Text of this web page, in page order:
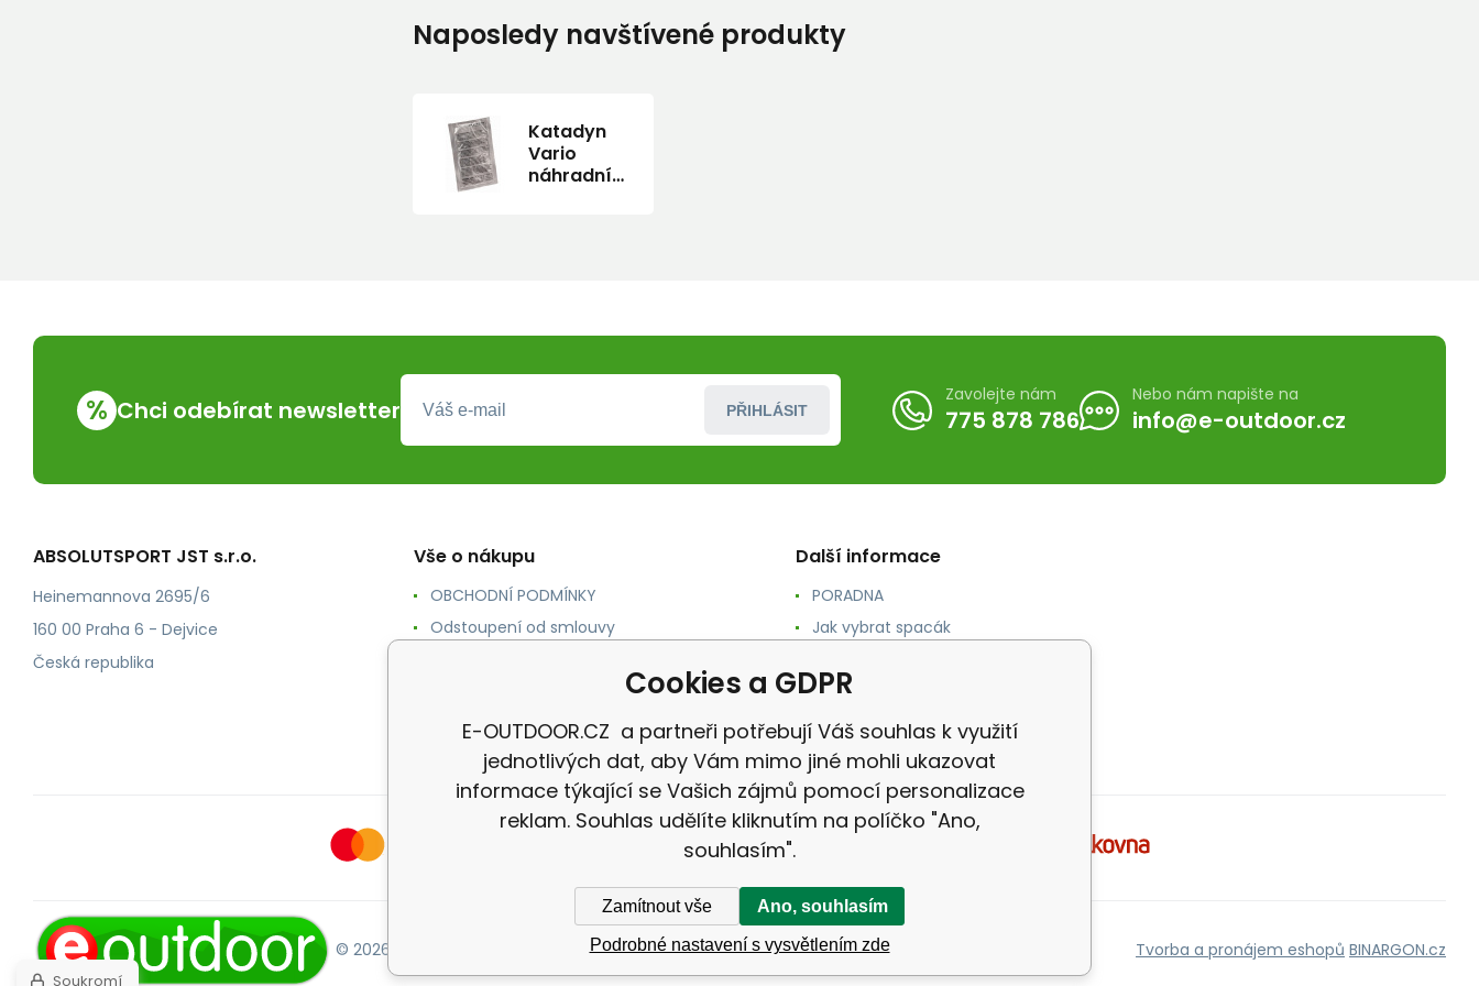
Naposledy navštívené produkty
Katadyn
Vario
náhradní
% Chci odebírat newsletter PŘIHLÁSIT
Zavolejte nám
775 878 786
Nebo nám napište na
info@e-outdoor.cz
ABSOLUTSPORT JST s.r.o.
Heinemannova 2695/6
160 00 Praha 6 - Dejvice
Česká republika
Vše o nákupu
OBCHODNÍ PODMÍNKY
Odstoupení od smlouvy
Ochrana osobních údajů
Další informace
PORADNA
Jak vybrat spacák
Jak vybrat karimatku
Reklamace
© 2026 E-OUTDOOR.CZ | Mapa stránek Tvorba a pronájem eshopů BINARGON.cz
Cookies a GDPR
E-OUTDOOR.CZ a partneři potřebují Váš souhlas k využití
jednotlivých dat, aby Vám mimo jiné mohli ukazovat
informace týkající se Vašich zájmů pomocí personalizace
reklam. Souhlas udělíte kliknutím na políčko "Ano,
souhlasím".
Zamítnout vše Ano, souhlasím
Podrobné nastavení s vysvětlením zde
Soukromí